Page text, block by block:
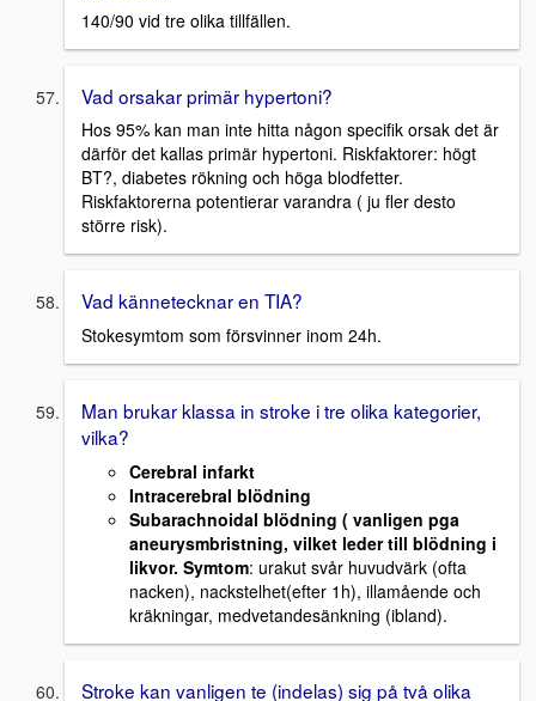
140/90 vid tre olika tillfällen.
Vad orsakar primär hypertoni?
Hos 95% kan man inte hitta någon specifik orsak det är
därför det kallas primär hypertoni. Riskfaktorer: högt
BT?, diabetes rökning och höga blodfetter.
Riskfaktorerna potentierar varandra ( ju fler desto
större risk).
Vad kännetecknar en TIA?
Stokesymtom som försvinner inom 24h.
Man brukar klassa in stroke i tre olika kategorier,
vilka?
Cerebral infarkt
Intracerebral blödning
Subarachnoidal blödning ( vanligen pga
aneurysmbristning, vilket leder till blödning i
likvor. Symtom: urakut svår huvudvärk (ofta
nacken), nackstelhet(efter 1h), illamående och
kräkningar, medvetandesänkning (ibland).
Stroke kan vanligen te (indelas) sig på två olika